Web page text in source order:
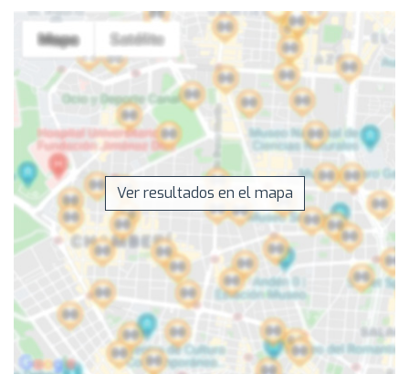
Ver resultados en el mapa